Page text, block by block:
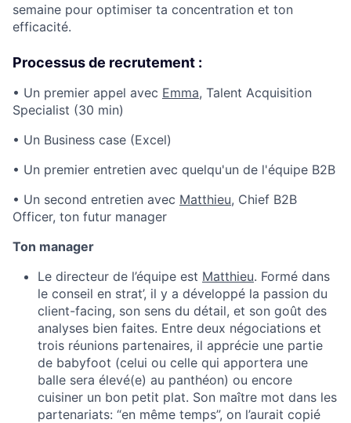
semaine pour optimiser ta concentration et ton
efficacité.
Processus de recrutement :
• Un premier appel avec Emma, Talent Acquisition
Specialist (30 min)
• Un Business case (Excel)
• Un premier entretien avec quelqu'un de l'équipe B2B
• Un second entretien avec Matthieu, Chief B2B
Officer, ton futur manager
Ton manager
Le directeur de l’équipe est Matthieu. Formé dans
le conseil en strat’, il y a développé la passion du
client-facing, son sens du détail, et son goût des
analyses bien faites. Entre deux négociations et
trois réunions partenaires, il apprécie une partie
de babyfoot (celui ou celle qui apportera une
balle sera élevé(e) au panthéon) ou encore
cuisiner un bon petit plat. Son maître mot dans les
partenariats: “en même temps”, on l’aurait copié